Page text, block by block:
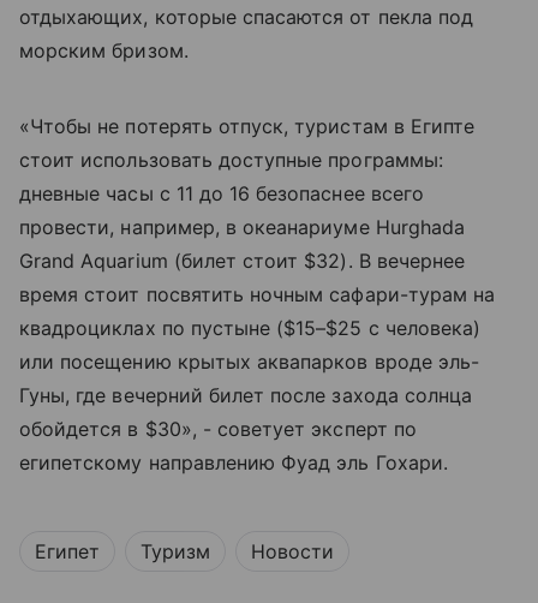
отдыхающих, которые спасаются от пекла под
морским бризом.
«Чтобы не потерять отпуск, туристам в Египте
стоит использовать доступные программы:
дневные часы с 11 до 16 безопаснее всего
провести, например, в океанариуме Hurghada
Grand Aquarium (билет стоит $32). В вечернее
время стоит посвятить ночным сафари-турам на
квадроциклах по пустыне ($15–$25 с человека)
или посещению крытых аквапарков вроде эль-
Гуны, где вечерний билет после захода солнца
обойдется в $30», - советует эксперт по
египетскому направлению Фуад эль Гохари.
Египет Туризм Новости